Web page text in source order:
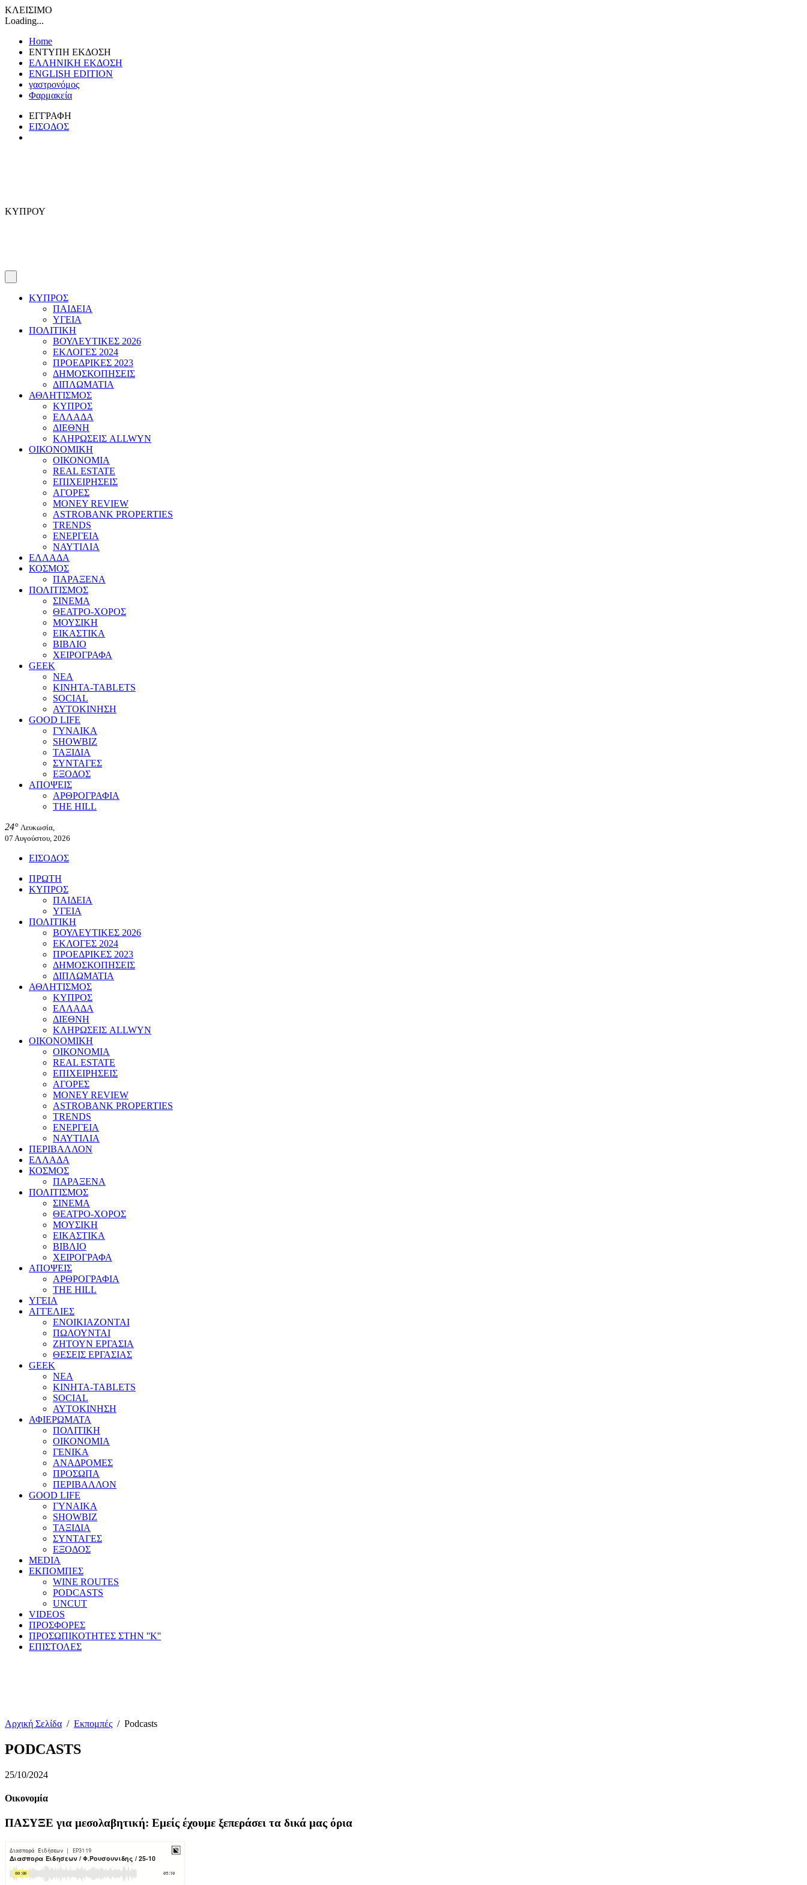
ΚΛΕΙΣΙΜΟ
Loading...
Home
ΕΝΤΥΠΗ ΕΚΔΟΣΗ
ΕΛΛΗΝΙΚΗ ΕΚΔΟΣΗ
ENGLISH EDITION
γαστρονόμος
Φαρμακεία
ΕΓΓΡΑΦΗ
ΕΙΣΟΔΟΣ
ΚΥΠΡΟΥ
ΚΥΠΡΟΣ
ΠΑΙΔΕΙΑ
ΥΓΕΙΑ
ΠΟΛΙΤΙΚΗ
ΒΟΥΛΕΥΤΙΚΕΣ 2026
ΕΚΛΟΓΕΣ 2024
ΠΡΟΕΔΡΙΚΕΣ 2023
ΔΗΜΟΣΚΟΠΗΣΕΙΣ
ΔΙΠΛΩΜΑΤΙΑ
ΑΘΛΗΤΙΣΜΟΣ
ΚΥΠΡΟΣ
ΕΛΛΑΔΑ
ΔΙΕΘΝΗ
ΚΛΗΡΩΣΕΙΣ ALLWYN
ΟΙΚΟΝΟΜΙΚΗ
ΟΙΚΟΝΟΜΙΑ
REAL ESTATE
ΕΠΙΧΕΙΡΗΣΕΙΣ
ΑΓΟΡΕΣ
MONEY REVIEW
ASTROBANK PROPERTIES
TRENDS
ΕΝΕΡΓΕΙΑ
ΝΑΥΤΙΛΙΑ
ΕΛΛΑΔΑ
ΚΟΣΜΟΣ
ΠΑΡΑΞΕΝΑ
ΠΟΛΙΤΙΣΜΟΣ
ΣΙΝΕΜΑ
ΘΕΑΤΡΟ-ΧΟΡΟΣ
ΜΟΥΣΙΚΗ
ΕΙΚΑΣΤΙΚΑ
ΒΙΒΛΙΟ
ΧΕΙΡΟΓΡΑΦΑ
GEEK
ΝΕΑ
ΚΙΝΗΤΑ-TABLETS
SOCIAL
ΑΥΤΟΚΙΝΗΣΗ
GOOD LIFE
ΓΥΝΑΙΚΑ
SHOWBIZ
ΤΑΞΙΔΙΑ
ΣΥΝΤΑΓΕΣ
ΕΞΟΔΟΣ
ΑΠΟΨΕΙΣ
ΑΡΘΡΟΓΡΑΦΙΑ
THE HILL
24° Λευκωσία,
07 Αυγούστου, 2026
ΕΙΣΟΔΟΣ
ΠΡΩΤΗ
ΚΥΠΡΟΣ
ΠΑΙΔΕΙΑ
ΥΓΕΙΑ
ΠΟΛΙΤΙΚΗ
ΒΟΥΛΕΥΤΙΚΕΣ 2026
ΕΚΛΟΓΕΣ 2024
ΠΡΟΕΔΡΙΚΕΣ 2023
ΔΗΜΟΣΚΟΠΗΣΕΙΣ
ΔΙΠΛΩΜΑΤΙΑ
ΑΘΛΗΤΙΣΜΟΣ
ΚΥΠΡΟΣ
ΕΛΛΑΔΑ
ΔΙΕΘΝΗ
ΚΛΗΡΩΣΕΙΣ ALLWYN
ΟΙΚΟΝΟΜΙΚΗ
ΟΙΚΟΝΟΜΙΑ
REAL ESTATE
ΕΠΙΧΕΙΡΗΣΕΙΣ
ΑΓΟΡΕΣ
MONEY REVIEW
ASTROBANK PROPERTIES
TRENDS
ΕΝΕΡΓΕΙΑ
ΝΑΥΤΙΛΙΑ
ΠΕΡΙΒΑΛΛΟΝ
ΕΛΛΑΔΑ
ΚΟΣΜΟΣ
ΠΑΡΑΞΕΝΑ
ΠΟΛΙΤΙΣΜΟΣ
ΣΙΝΕΜΑ
ΘΕΑΤΡΟ-ΧΟΡΟΣ
ΜΟΥΣΙΚΗ
ΕΙΚΑΣΤΙΚΑ
ΒΙΒΛΙΟ
ΧΕΙΡΟΓΡΑΦΑ
ΑΠΟΨΕΙΣ
ΑΡΘΡΟΓΡΑΦΙΑ
THE HILL
ΥΓΕΙΑ
ΑΓΓΕΛΙΕΣ
ΕΝΟΙΚΙΑΖΟΝΤΑΙ
ΠΩΛΟΥΝΤΑΙ
ΖΗΤΟΥΝ ΕΡΓΑΣΙΑ
ΘΕΣΕΙΣ ΕΡΓΑΣΙΑΣ
GEEK
ΝΕΑ
ΚΙΝΗΤΑ-TABLETS
SOCIAL
ΑΥΤΟΚΙΝΗΣΗ
ΑΦΙΕΡΩΜΑΤΑ
ΠΟΛΙΤΙΚΗ
ΟΙΚΟΝΟΜΙΑ
ΓΕΝΙΚΑ
ΑΝΑΔΡΟΜΕΣ
ΠΡΟΣΩΠΑ
ΠΕΡΙΒΑΛΛΟΝ
GOOD LIFE
ΓΥΝΑΙΚΑ
SHOWBIZ
ΤΑΞΙΔΙΑ
ΣΥΝΤΑΓΕΣ
ΕΞΟΔΟΣ
MEDIA
ΕΚΠΟΜΠΕΣ
WINE ROUTES
PODCASTS
UNCUT
VIDEOS
ΠΡΟΣΦΟΡΕΣ
ΠΡΟΣΩΠΙΚΟΤΗΤΕΣ ΣΤΗΝ ''Κ''
ΕΠΙΣΤΟΛΕΣ
Αρχική Σελίδα / Εκπομπές / Podcasts
PODCASTS
25/10/2024
Οικονομία
ΠΑΣΥΞΕ για μεσολαβητική: Εμείς έχουμε ξεπεράσει τα δικά μας όρια